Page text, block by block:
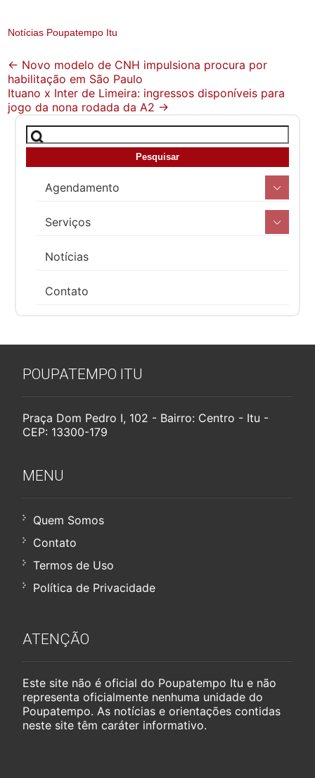
Notícias Poupatempo Itu
Post
navigation
← Novo modelo de CNH impulsiona procura por
habilitação em São Paulo
Ituano x Inter de Limeira: ingressos disponíveis para
jogo da nona rodada da A2 →
Agendamento
Serviços
Notícias
Contato
POUPATEMPO ITU
Praça Dom Pedro I, 102 - Bairro: Centro - Itu -
CEP: 13300-179
MENU
Quem Somos
Contato
Termos de Uso
Política de Privacidade
ATENÇÃO
Este site não é oficial do Poupatempo Itu e não
representa oficialmente nenhuma unidade do
Poupatempo. As notícias e orientações contidas
neste site têm caráter informativo.